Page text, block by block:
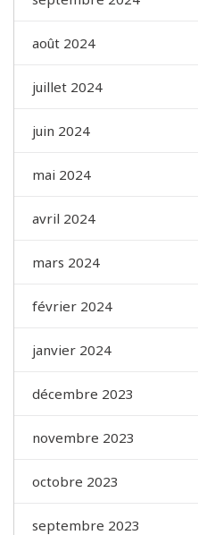
août 2024
juillet 2024
juin 2024
mai 2024
avril 2024
mars 2024
février 2024
janvier 2024
décembre 2023
novembre 2023
octobre 2023
septembre 2023